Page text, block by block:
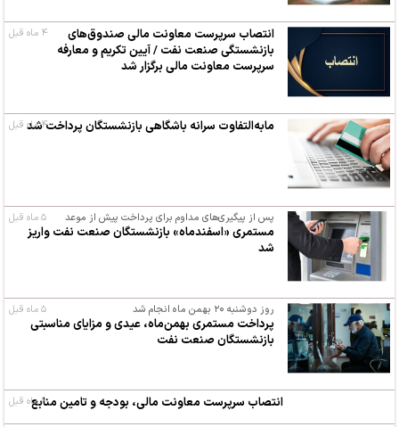
انتصاب سرپرست معاونت مالی صندوق‌های
بازنشستگی صنعت نفت / آیین تکریم و معارفه
سرپرست معاونت مالی برگزار شد
۴ ماه قبل
مابه‌التفاوت سرانه باشگاهی بازنشستگان پرداخت شد
۴ ماه قبل
پس از پیگیری‌های مداوم برای پرداخت پیش از موعد
مستمری «اسفندماه» بازنشستگان صنعت نفت واریز
شد
۵ ماه قبل
روز دوشنبه ۲۰ بهمن ماه انجام شد
پرداخت مستمری بهمن‌ماه، عیدی و مزایای مناسبتی
بازنشستگان صنعت نفت
۵ ماه قبل
انتصاب سرپرست معاونت مالی، بودجه و تامین منابع
۶ ماه قبل